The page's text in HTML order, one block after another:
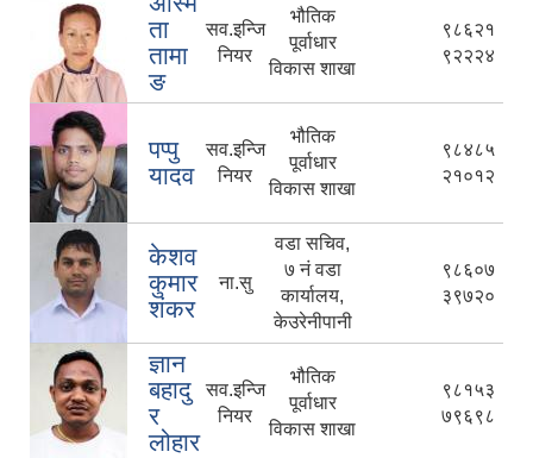
ता
तामा
ङ
सव.इन्जि
नियर
भौतिक
पूर्वाधार
विकास शाखा
९८६२१
९२२२४
पप्पु
यादव
सव.इन्जि
नियर
भौतिक
पूर्वाधार
विकास शाखा
९८४८५
२१०१२
केशव
कुमार
शंकर
ना.सु
वडा सचिव,
७ नं वडा
कार्यालय,
केउरेनीपानी
९८६०७
३९७२०
ज्ञान
बहादु
र
लोहार
सव.इन्जि
नियर
भौतिक
पूर्वाधार
विकास शाखा
९८१५३
७९६९८